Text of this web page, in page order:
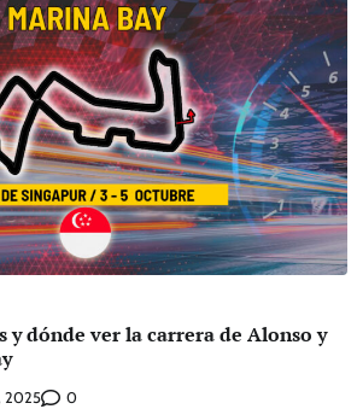
y dónde ver la carrera de Alonso y
2025 0